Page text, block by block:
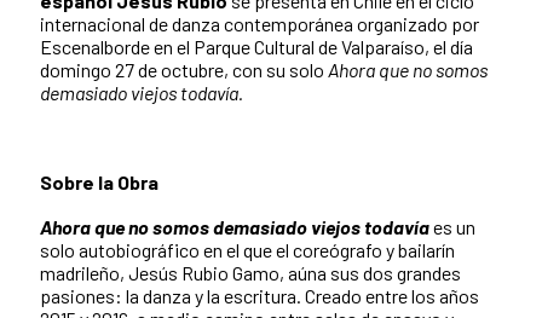
internacional de danza contemporánea organizado por
Escenalborde en el Parque Cultural de Valparaíso, el día
domingo 27 de octubre, con su solo Ahora que no somos
demasiado viejos todavía.
Sobre la Obra
Ahora que no somos demasiado viejos todavíaes un
solo autobiográfico en el que el coreógrafo y bailarín
madrileño, Jesús Rubio Gamo, aúna sus dos grandes
pasiones: la danza y la escritura. Creado entre los años